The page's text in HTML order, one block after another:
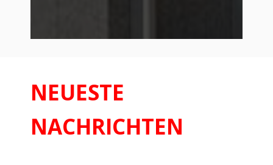
NEUESTE
NACHRICHTEN